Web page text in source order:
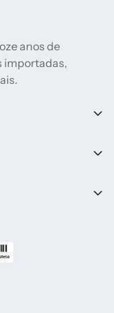
anos de
importadas,
feriados.